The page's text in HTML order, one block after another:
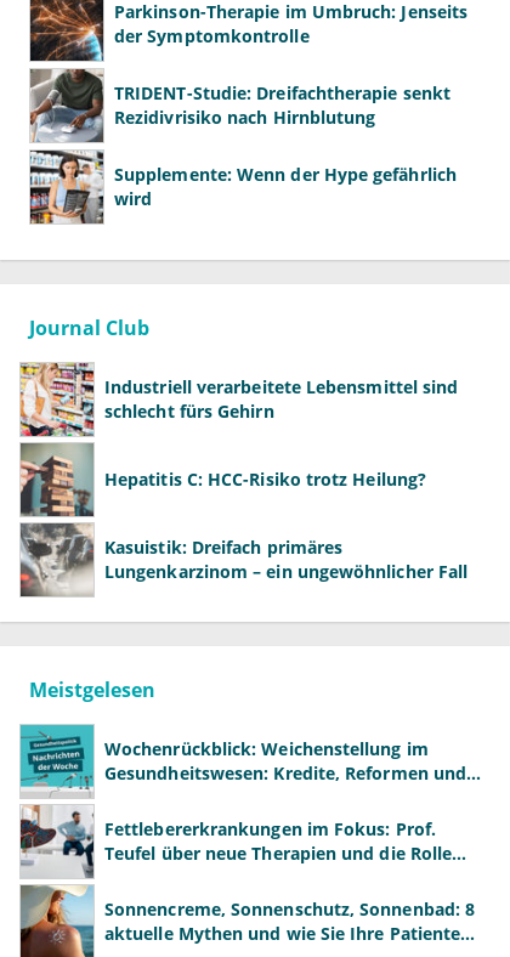
Parkinson-Therapie im Umbruch: Jenseits
der Symptomkontrolle
TRIDENT-Studie: Dreifachtherapie senkt
Rezidivrisiko nach Hirnblutung
Supplemente: Wenn der Hype gefährlich
wird
Journal Club
Industriell verarbeitete Lebensmittel sind
schlecht fürs Gehirn
Hepatitis C: HCC-Risiko trotz Heilung?
Kasuistik: Dreifach primäres
Lungenkarzinom – ein ungewöhnlicher Fall
Meistgelesen
Wochenrückblick: Weichenstellung im
Gesundheitswesen: Kredite, Reformen und
Fettlebererkrankungen im Fokus: Prof.
Teufel über neue Therapien und die Rolle
Sonnencreme, Sonnenschutz, Sonnenbad: 8
aktuelle Mythen und wie Sie Ihre Patienten